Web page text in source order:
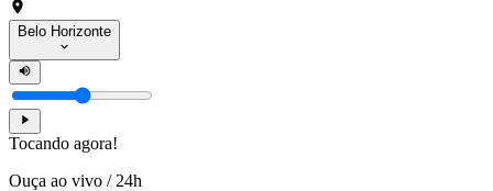
Belo Horizonte
Tocando agora!
Ouça ao vivo / 24h